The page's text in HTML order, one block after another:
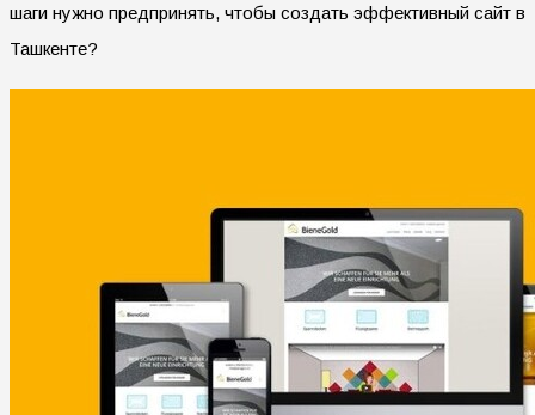
шаги нужно предпринять, чтобы создать эффективный сайт в
Ташкенте?